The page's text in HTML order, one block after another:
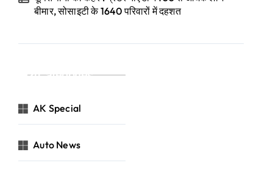
बीमार, सोसाइटी के 1640 परिवारों में दहशत
Categories
AK Special
Auto News